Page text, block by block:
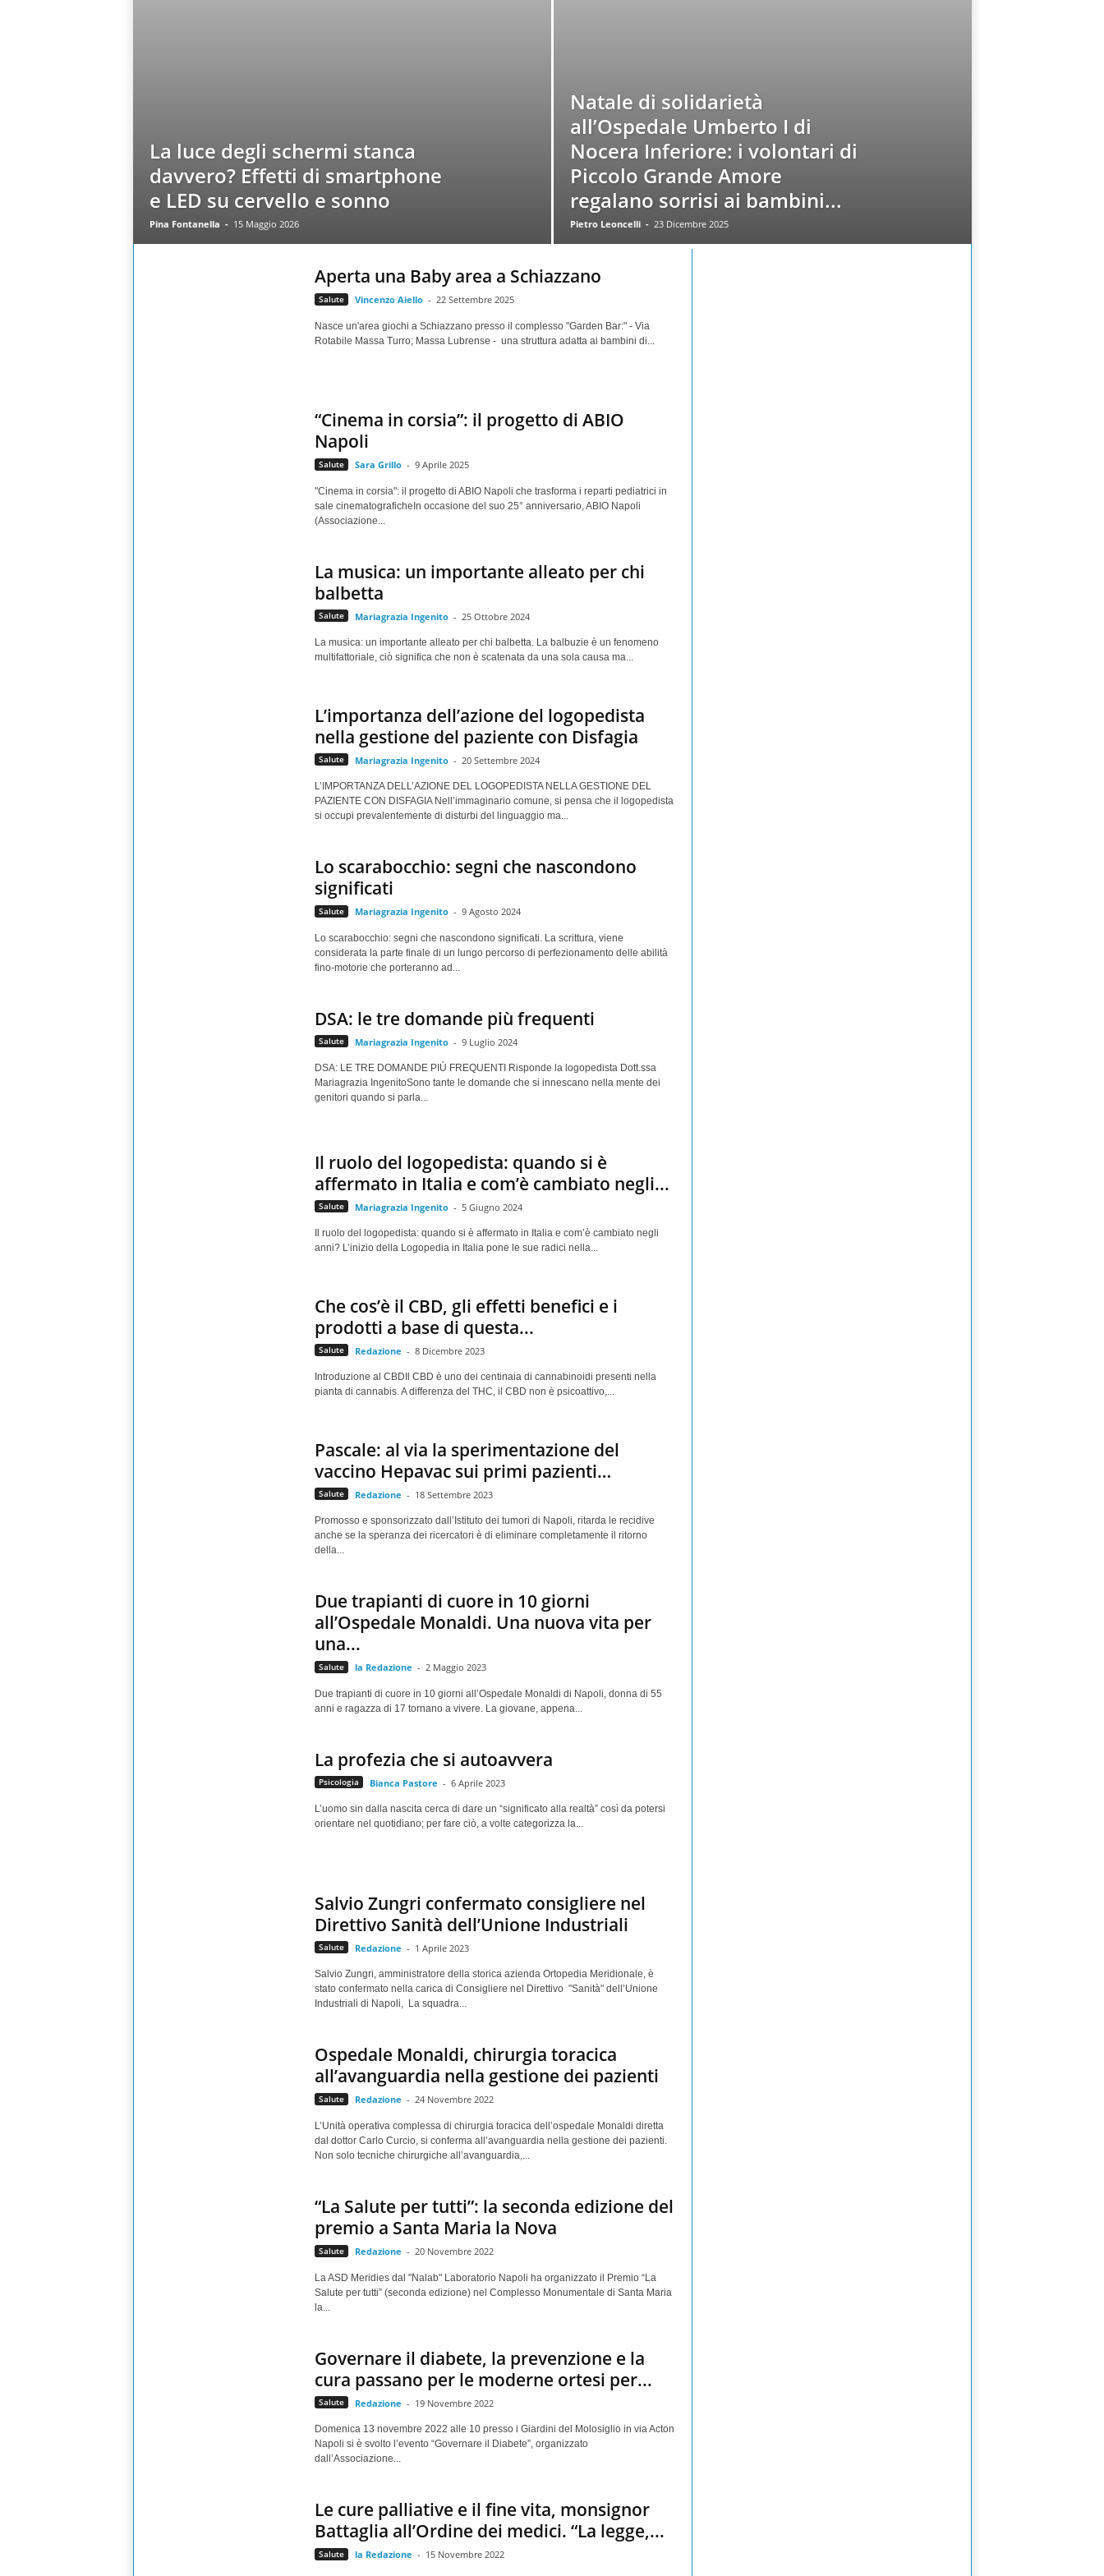
La luce degli schermi stanca
davvero? Effetti di smartphone
e LED su cervello e sonno
Pina Fontanella - 15 Maggio 2026
Natale di solidarietà
all’Ospedale Umberto I di
Nocera Inferiore: i volontari di
Piccolo Grande Amore
regalano sorrisi ai bambini...
Pietro Leoncelli - 23 Dicembre 2025
Aperta una Baby area a Schiazzano
Salute Vincenzo Aiello - 22 Settembre 2025
Nasce un'area giochi a Schiazzano presso il complesso "Garden Bar:" - Via
Rotabile Massa Turro; Massa Lubrense - una struttura adatta ai bambini di...
“Cinema in corsia”: il progetto di ABIO
Napoli
Salute Sara Grillo - 9 Aprile 2025
"Cinema in corsia": il progetto di ABIO Napoli che trasforma i reparti pediatrici in
sale cinematograficheIn occasione del suo 25° anniversario, ABIO Napoli
(Associazione...
La musica: un importante alleato per chi
balbetta
Salute Mariagrazia Ingenito - 25 Ottobre 2024
La musica: un importante alleato per chi balbetta. La balbuzie è un fenomeno
multifattoriale, ciò significa che non è scatenata da una sola causa ma...
L’importanza dell’azione del logopedista
nella gestione del paziente con Disfagia
Salute Mariagrazia Ingenito - 20 Settembre 2024
L’IMPORTANZA DELL’AZIONE DEL LOGOPEDISTA NELLA GESTIONE DEL
PAZIENTE CON DISFAGIA Nell’immaginario comune, si pensa che il logopedista
si occupi prevalentemente di disturbi del linguaggio ma...
Lo scarabocchio: segni che nascondono
significati
Salute Mariagrazia Ingenito - 9 Agosto 2024
Lo scarabocchio: segni che nascondono significati. La scrittura, viene
considerata la parte finale di un lungo percorso di perfezionamento delle abilità
fino-motorie che porteranno ad...
DSA: le tre domande più frequenti
Salute Mariagrazia Ingenito - 9 Luglio 2024
DSA: LE TRE DOMANDE PIÙ FREQUENTI Risponde la logopedista Dott.ssa
Mariagrazia IngenitoSono tante le domande che si innescano nella mente dei
genitori quando si parla...
Il ruolo del logopedista: quando si è
affermato in Italia e com’è cambiato negli...
Salute Mariagrazia Ingenito - 5 Giugno 2024
Il ruolo del logopedista: quando si è affermato in Italia e com’è cambiato negli
anni? L’inizio della Logopedia in Italia pone le sue radici nella...
Che cos’è il CBD, gli effetti benefici e i
prodotti a base di questa...
Salute Redazione - 8 Dicembre 2023
Introduzione al CBDIl CBD è uno dei centinaia di cannabinoidi presenti nella
pianta di cannabis. A differenza del THC, il CBD non è psicoattivo,...
Pascale: al via la sperimentazione del
vaccino Hepavac sui primi pazienti…
Salute Redazione - 18 Settembre 2023
Promosso e sponsorizzato dall’Istituto dei tumori di Napoli, ritarda le recidive
anche se la speranza dei ricercatori è di eliminare completamente il ritorno
della...
Due trapianti di cuore in 10 giorni
all’Ospedale Monaldi. Una nuova vita per
una...
Salute la Redazione - 2 Maggio 2023
Due trapianti di cuore in 10 giorni all’Ospedale Monaldi di Napoli, donna di 55
anni e ragazza di 17 tornano a vivere. La giovane, appena...
La profezia che si autoavvera
Psicologia Bianca Pastore - 6 Aprile 2023
L’uomo sin dalla nascita cerca di dare un “significato alla realtà” così da potersi
orientare nel quotidiano; per fare ciò, a volte categorizza la...
Salvio Zungri confermato consigliere nel
Direttivo Sanità dell’Unione Industriali
Salute Redazione - 1 Aprile 2023
Salvio Zungri, amministratore della storica azienda Ortopedia Meridionale, è
stato confermato nella carica di Consigliere nel Direttivo "Sanità" dell’Unione
Industriali di Napoli, La squadra...
Ospedale Monaldi, chirurgia toracica
all’avanguardia nella gestione dei pazienti
Salute Redazione - 24 Novembre 2022
L’Unità operativa complessa di chirurgia toracica dell’ospedale Monaldi diretta
dal dottor Carlo Curcio, si conferma all’avanguardia nella gestione dei pazienti.
Non solo tecniche chirurgiche all’avanguardia,...
“La Salute per tutti”: la seconda edizione del
premio a Santa Maria la Nova
Salute Redazione - 20 Novembre 2022
La ASD Meridies dal "Nalab" Laboratorio Napoli ha organizzato il Premio “La
Salute per tutti” (seconda edizione) nel Complesso Monumentale di Santa Maria
la...
Governare il diabete, la prevenzione e la
cura passano per le moderne ortesi per...
Salute Redazione - 19 Novembre 2022
Domenica 13 novembre 2022 alle 10 presso i Giardini del Molosiglio in via Acton
Napoli si è svolto l’evento “Governare il Diabete”, organizzato
dall’Associazione...
Le cure palliative e il fine vita, monsignor
Battaglia all’Ordine dei medici. “La legge,...
Salute la Redazione - 15 Novembre 2022